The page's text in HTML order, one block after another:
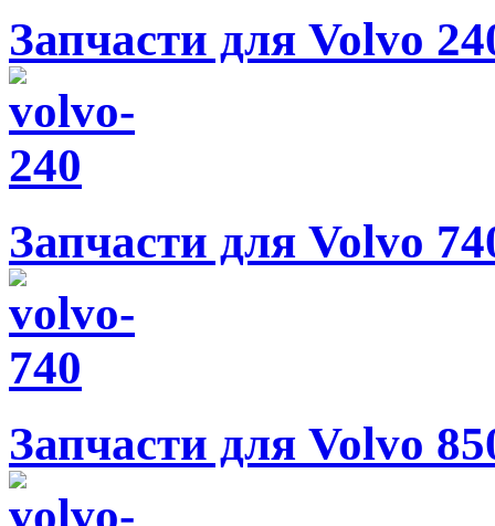
Запчасти для Volvo
Запчасти для Volvo
Запчасти для Volvo